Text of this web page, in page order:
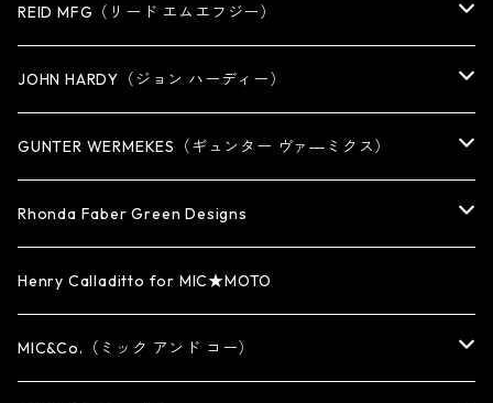
EARRING・EAR CUFF
PENDANT
BRACELET
WATCH BAND
CUFF・BUNGLE
NECKLACE
NECKLACE
BRACELET
KEY CHAIN
REID MFG（リード エムエフジー）
RING
EARRING
PENDANT
BRACELET/CUFF
NECKLACE
JOHN HARDY（ジョン ハーディー）
RING
BRACELET
PENDANT / NECKLACE
GUNTER WERMEKES（ギュンター ヴァ―ミクス）
RING
PENDANT / NECKLACE
EARRING
Rhonda Faber Green Designs
RING
PENDANT
Henry Calladitto for MIC★MOTO
MIC&Co.（ミック アンド コー）